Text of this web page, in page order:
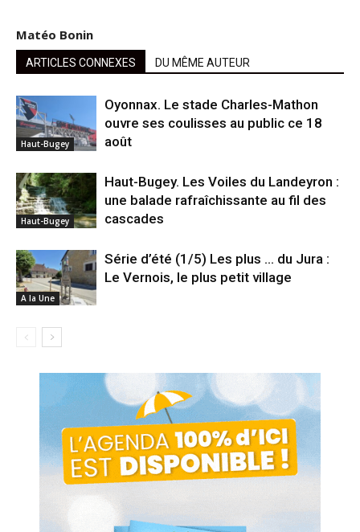
Matéo Bonin
ARTICLES CONNEXES DU MÊME AUTEUR
Haut-Bugey
Oyonnax. Le stade Charles-Mathon
ouvre ses coulisses au public ce 18
août
Haut-Bugey
Haut-Bugey. Les Voiles du Landeyron :
une balade rafraîchissante au fil des
cascades
A la Une
Série d’été (1/5) Les plus … du Jura :
Le Vernois, le plus petit village